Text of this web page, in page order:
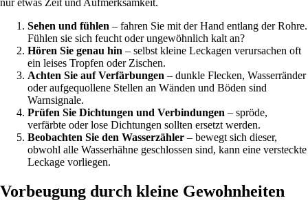
nur etwas Zeit und Aufmerksamkeit.
Sehen und fühlen – fahren Sie mit der Hand entlang der Rohre.
Fühlen sie sich feucht oder ungewöhnlich kalt an?
Hören Sie genau hin – selbst kleine Leckagen verursachen oft
ein leises Tropfen oder Zischen.
Achten Sie auf Verfärbungen – dunkle Flecken, Wasserränder
oder aufgequollene Stellen an Wänden und Böden sind
Warnsignale.
Prüfen Sie Dichtungen und Verbindungen – spröde,
verfärbte oder lose Dichtungen sollten ersetzt werden.
Beobachten Sie den Wasserzähler – bewegt sich dieser,
obwohl alle Wasserhähne geschlossen sind, kann eine versteckte
Leckage vorliegen.
Vorbeugung durch kleine Gewohnheiten